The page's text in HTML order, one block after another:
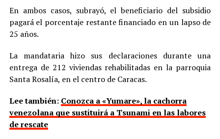
En ambos casos, subrayó, el beneficiario del subsidio
pagará el porcentaje restante financiado en un lapso de
25 años.
La mandataria hizo sus declaraciones durante una
entrega de 212 viviendas rehabilitadas en la parroquia
Santa Rosalía, en el centro de Caracas.
Lee también: Conozca a «Yumare», la cachorra
venezolana que sustituirá a Tsunami en las labores
de rescate